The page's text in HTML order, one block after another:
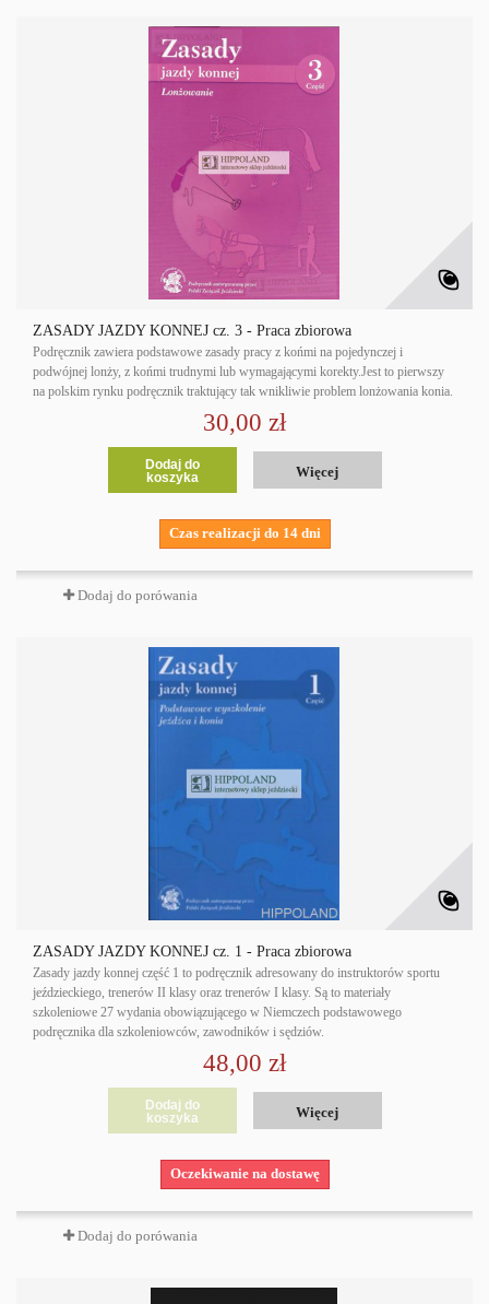
ZASADY JAZDY KONNEJ cz. 3 - Praca zbiorowa
Podręcznik zawiera podstawowe zasady pracy z końmi na pojedynczej i
podwójnej lonży, z końmi trudnymi lub wymagającymi korekty.Jest to pierwszy
na polskim rynku podręcznik traktujący tak wnikliwie problem lonżowania konia.
30,00 zł
Dodaj do
koszyka
Więcej
Czas realizacji do 14 dni
Dodaj do porówania
ZASADY JAZDY KONNEJ cz. 1 - Praca zbiorowa
Zasady jazdy konnej część 1 to podręcznik adresowany do instruktorów sportu
jeździeckiego, trenerów II klasy oraz trenerów I klasy. Są to materiały
szkoleniowe 27 wydania obowiązującego w Niemczech podstawowego
podręcznika dla szkoleniowców, zawodników i sędziów.
48,00 zł
Dodaj do
koszyka
Więcej
Oczekiwanie na dostawę
Dodaj do porówania